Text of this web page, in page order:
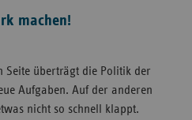
machen!
Seite überträgt die Politik der
Aufgaben. Auf der anderen
nicht so schnell klappt.